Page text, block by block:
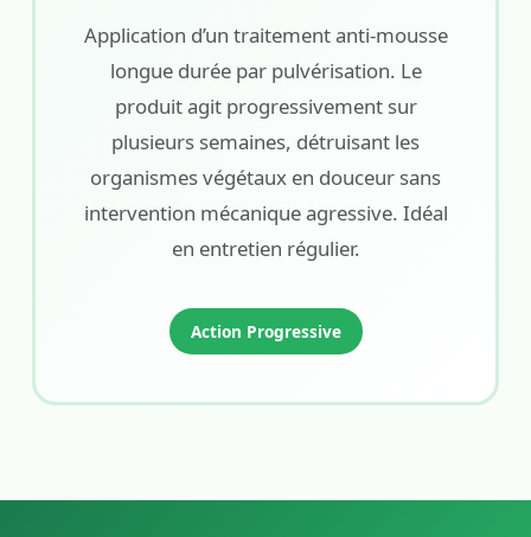
Application d’un traitement anti-mousse
longue durée par pulvérisation. Le
produit agit progressivement sur
plusieurs semaines, détruisant les
organismes végétaux en douceur sans
intervention mécanique agressive. Idéal
en entretien régulier.
Action Progressive